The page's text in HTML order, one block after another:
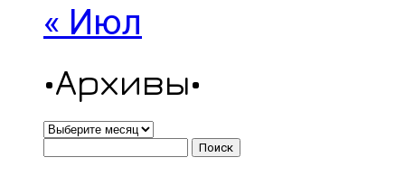
« Июл
•Архивы•
•Архивы•